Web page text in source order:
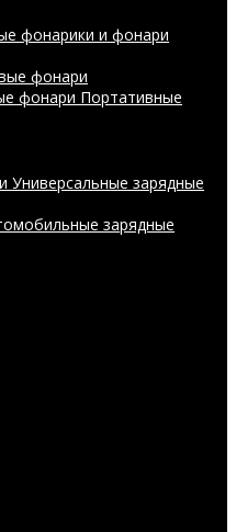
фонарики и фонари
фонари
фонари Портативные
Универсальные зарядные
зарядные